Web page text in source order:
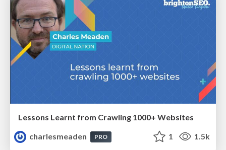
Lessons Learnt from Crawling 1000+ Websites
charlesmeaden
PRO 1 1.5k